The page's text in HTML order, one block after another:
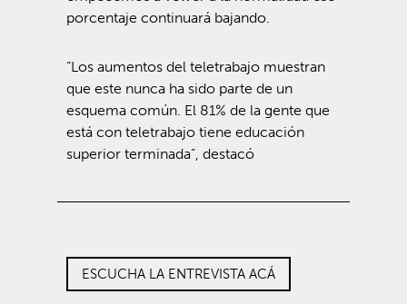
porcentaje continuará bajando.
“Los aumentos del teletrabajo muestran
que este nunca ha sido parte de un
esquema común. El 81% de la gente que
está con teletrabajo tiene educación
superior terminada”, destacó
ESCUCHA LA ENTREVISTA ACÁ